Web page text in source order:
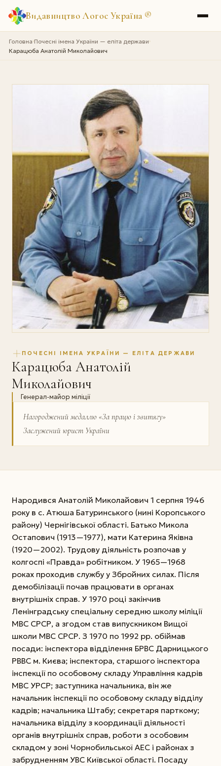
Видавництво Логос Україна ®
Головна›Почесні імена України — еліта держави›
Карацюба Анатолій Миколайович
ПОЧЕСНІ ІМЕНА УКРАЇНИ — ЕЛІТА ДЕРЖАВИ
Карацюба Анатолій
Миколайович
Генерал-майор міліції
Нагороджений медаллю «За працю і звитягу»
Заслужений юрист України
Народився Анатолій Миколайович 1 серпня 1946
року в с. Атюша Батуринського (нині Коропського
району) Чернігівської області. Батько Микола
Остапович (1913—1977), мати Катерина Яківна
(1920—2002). Трудову діяльність розпочав у
колгоспі «Правда» робітником. У 1965—1968
роках проходив службу у Збройних силах. Після
демобілізації почав працювати в органах
внутрішніх справ. У 1970 році закінчив
Ленінградську спеціальну середню школу міліції
МВС СРСР, а згодом став випускником Вищої
школи МВС СРСР. З 1970 по 1992 рр. обіймав
посади: інспектора відділення БРВС Дарницького
РВВС м. Києва; інспектора, старшого інспектора
інспекції по особовому складу Управління кадрів
МВС УРСР; заступника начальника, він же
начальник інспекції по особовому складу відділу
кадрів; начальника Штабу; секретаря парткому;
начальника відділу з координації діяльності
органів внутрішніх справ, роботи з особовим
складом у зоні Чорнобильської АЕС і районах з
забрудненням УВС Київської області. Посаду